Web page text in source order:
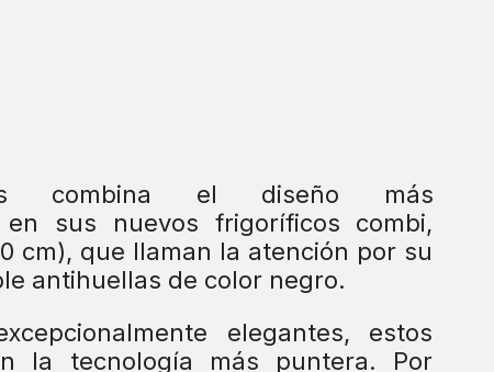
combina el diseño más
sus nuevos frigoríficos combi,
cm), que llaman la atención por su
antihuellas de color negro.
elegantes, estos
la tecnología más puntera. Por